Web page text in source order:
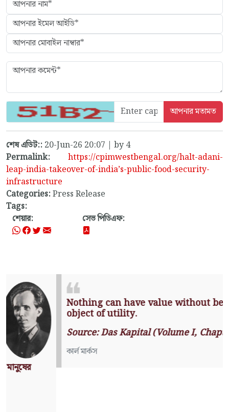
শেষ এডিট:: 20-Jun-26 20:07 | by 4
Permalink:
https://cpimwestbengal.org/halt-adani-
leap-india-takeover-of-india’s-public-food-security-
infrastructure
Categories:Press Release
Tags:
শেয়ার:
সেভ পিডিএফ:
Nothing can have value without
being an object of utility.
Source: Das Kapital (Volume I,
Chapter 1)
কার্ল মার্কস